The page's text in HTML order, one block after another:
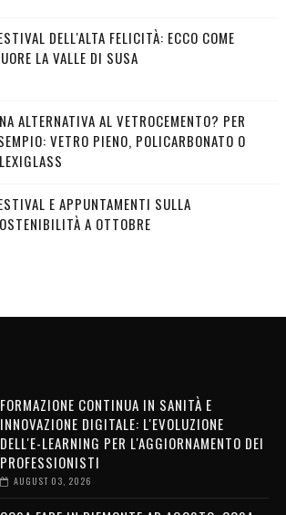
DELL'ALTA FELICITÀ: ECCO COME
LA VALLE DI SUSA
ALTERNATIVA AL VETROCEMENTO? PER
VETRO PIENO, POLICARBONATO O
E APPUNTAMENTI SULLA
A OTTOBRE
FORMAZIONE CONTINUA IN SANITÀ E
INNOVAZIONE DIGITALE: L'EVOLUZIONE
DELL'E-LEARNING PER L'AGGIORNAMENTO DEI
PROFESSIONISTI
AUGUST 03, 2026